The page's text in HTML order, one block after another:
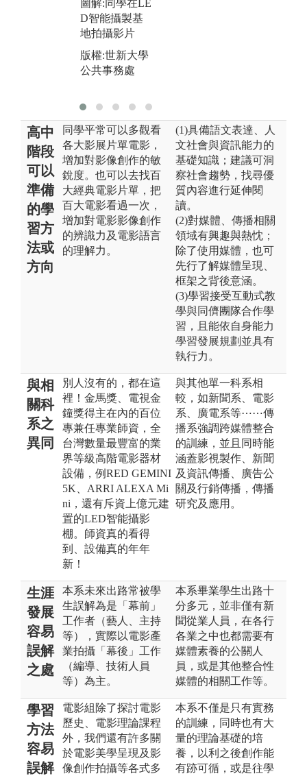
圖解:同學在LE
D智能攝製基
地拍攝影片
版權:世新大學
公共事務處
高中
階段
可以
準備
的學
習方
法或
方向
同學平常可以多觀看
各大影展片單電影，
增加對影像創作的敏
銳度。也可以去找百
大經典電影片單，把
百大電影看過一次，
增加對電影影像創作
的辨識力及電影語言
的理解力。
(1)具備語文表達、人
文社會與資訊能力的
基礎知識；建議可洞
察社會趨勢，找尋優
質內容進行延伸閱
讀。
(2)對媒體、傳播相關
領域有興趣與熱忱；
除了使用媒體，也可
先行了解媒體呈現、
框架之背後意涵。
(3)學習接受互動式教
學與同儕團隊合作學
習，且能依自身能力
學習發展規劃並具有
執行力。
與相
關科
系之
異同
別人沒有的，都在這
裡！金馬獎、電視金
鐘獎得主在內的百位
專兼任專業師資，全
台灣數量最豐富的業
界等級高階電影器材
設備，例RED GEMINI
5K、ARRI ALEXA Mi
ni，還有斥資上億元建
置的LED智能攝影
棚。師資真的看得
到、設備真的年年
新！
與其他單一科系相
較，如新聞系、電影
系、廣電系等⋯⋯傳
播系強調跨媒體整合
的訓練，並且同時能
涵蓋影視製作、新聞
及資訊傳播、廣告公
關及行銷傳播，傳播
研究及應用。
生涯
發展
容易
誤解
之處
本系未來出路常被學
生誤解為是「幕前」
工作者（藝人、主持
等），實際以電影產
業拍攝「幕後」工作
（編導、技術人員
等）為主。
本系畢業學生出路十
分多元，並非僅有新
聞從業人員，在各行
各業之中也都需要有
媒體素養的公關人
員，或是其他整合性
媒體的相關工作等。
學習
方法
容易
誤解
電影組除了探討電影
歷史、電影理論課程
外，我們還有許多關
於電影美學呈現及影
像創作拍攝等各式多
本系不僅是只有實務
的訓練，同時也有大
量的理論基礎的培
養，以利之後創作能
有跡可循，或是往學